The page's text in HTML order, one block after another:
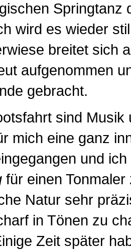
Springtanz
wird es wieder
breitet sich
aufgenommen
gebracht.
sind Musik
mich eine ganz
und
für einen Tonmaler
Natur sehr
in Tönen zu
Zeit später